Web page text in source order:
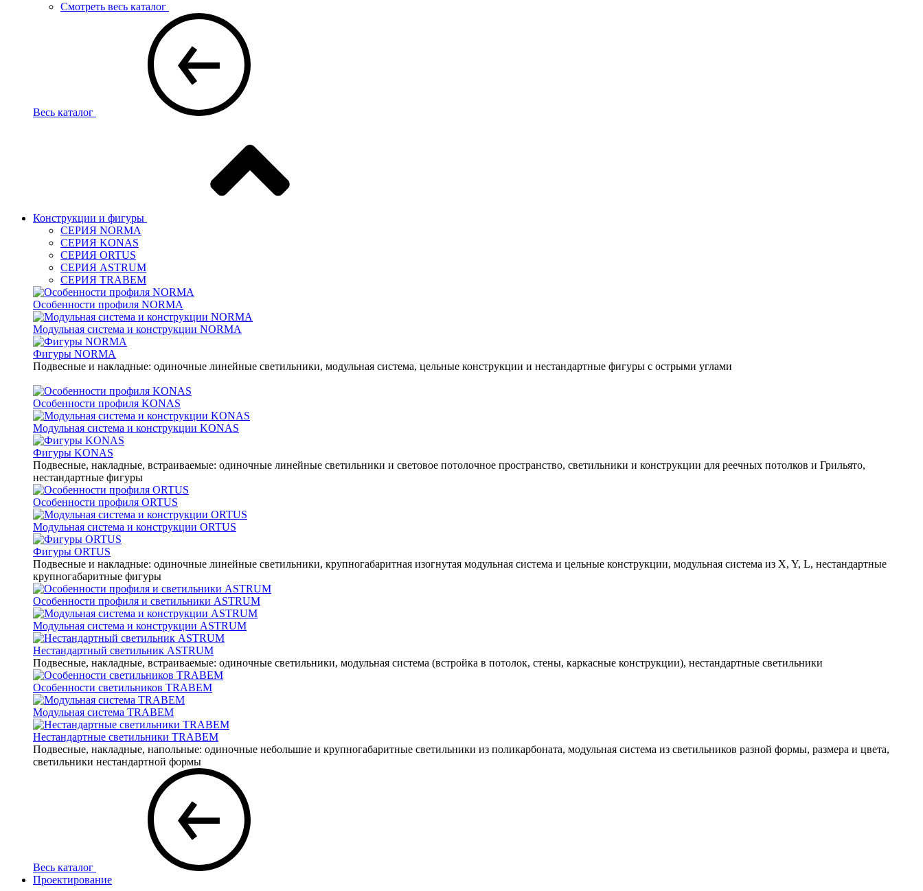
Смотреть весь каталог
Весь каталог
Конструкции и фигуры
СЕРИЯ NORMA
СЕРИЯ KONAS
СЕРИЯ ORTUS
СЕРИЯ ASTRUM
СЕРИЯ TRABEM
Особенности профиля NORMA
Модульная система и конструкции NORMA
Фигуры NORMA
Подвесные и накладные: одиночные линейные светильники, модульная система, цельные конструкции и нестандартные фигуры с острыми углами
Особенности профиля KONAS
Модульная система и конструкции KONAS
Фигуры KONAS
Подвесные, накладные, встраиваемые: одиночные линейные светильники и световое потолочное пространство, светильники и конструкции для реечных потолков и Грильято,
нестандартные фигуры
Особенности профиля ORTUS
Модульная система и конструкции ORTUS
Фигуры ORTUS
Подвесные и накладные: одиночные линейные светильники, крупногабаритная изогнутая модульная система и цельные конструкции, модульная система из X, Y, L, нестандартные
крупногабаритные фигуры
Особенности профиля и светильники ASTRUM
Модульная система и конструкции ASTRUM
Нестандартный светильник ASTRUM
Подвесные, накладные, встраиваемые: одиночные светильники, модульная система (встройка в потолок, стены, каркасные конструкции), нестандартные светильники
Особенности светильников TRABEM
Модульная система TRABEM
Нестандартные светильники TRABEM
Подвесные, накладные, напольные: одиночные небольшие и крупногабаритные светильники из поликарбоната, модульная система из светильников разной формы, размера и цвета,
светильники нестандартной формы
Весь каталог
Проектирование